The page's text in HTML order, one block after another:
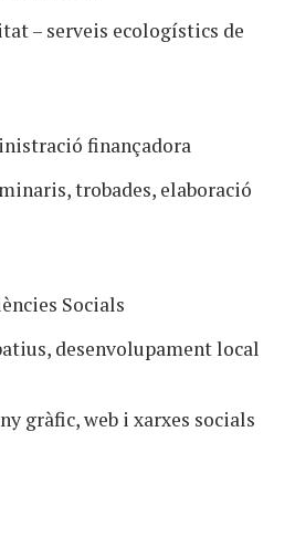
– serveis ecologístics de
finançadora
trobades, elaboració
Socials
desenvolupament local
gràfic, web i xarxes socials